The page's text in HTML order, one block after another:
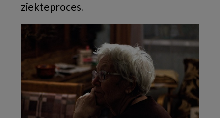
ziekteproces.